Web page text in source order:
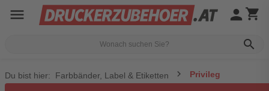
menu
search
person shopping_cart
Du bist hier: Farbbänder, Label & Etiketten Privileg